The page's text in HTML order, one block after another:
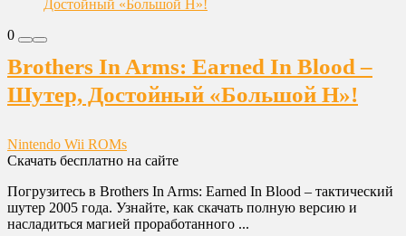
0
Brothers In Arms: Earned In Blood –
Шутер, Достойный «Большой Н»!
Nintendo Wii ROMs
Скачать бесплатно на сайте
Погрузитесь в Brothers In Arms: Earned In Blood – тактический
шутер 2005 года. Узнайте, как скачать полную версию и
насладиться магией проработанного ...